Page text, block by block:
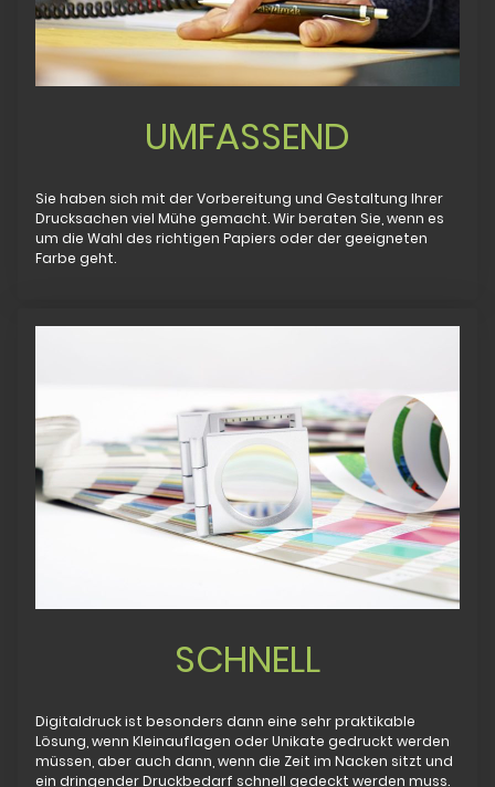
UMFASSEND
Sie haben sich mit der Vorbereitung und Gestaltung Ihrer
Drucksachen viel Mühe gemacht. Wir beraten Sie, wenn es
um die Wahl des richtigen Papiers oder der geeigneten
Farbe geht.
SCHNELL
Digitaldruck ist besonders dann eine sehr praktikable
Lösung, wenn Kleinauflagen oder Unikate gedruckt werden
müssen, aber auch dann, wenn die Zeit im Nacken sitzt und
ein dringender Druckbedarf schnell gedeckt werden muss.